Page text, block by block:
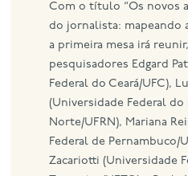
Com o título “Os novos
do jornalista: mapeando
a primeira mesa irá reunir,
pesquisadores Edgard
Federal do Ceará/UFC),
(Universidade Federal do
Norte/UFRN), Mariana
Federal de Pernambuco/
Zacariotti (Universidade